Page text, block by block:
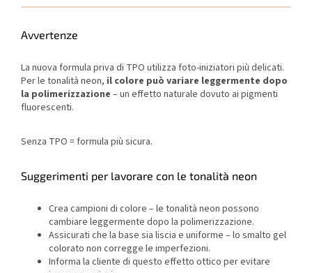
Avvertenze
La nuova formula priva di TPO utilizza foto-iniziatori più delicati.
Per le tonalità neon, il colore può variare leggermente dopo
la polimerizzazione – un effetto naturale dovuto ai pigmenti
fluorescenti.
Senza TPO = formula più sicura.
Suggerimenti per lavorare con le tonalità neon
Crea campioni di colore – le tonalità neon possono
cambiare leggermente dopo la polimerizzazione.
Assicurati che la base sia liscia e uniforme – lo smalto gel
colorato non corregge le imperfezioni.
Informa la cliente di questo effetto ottico per evitare